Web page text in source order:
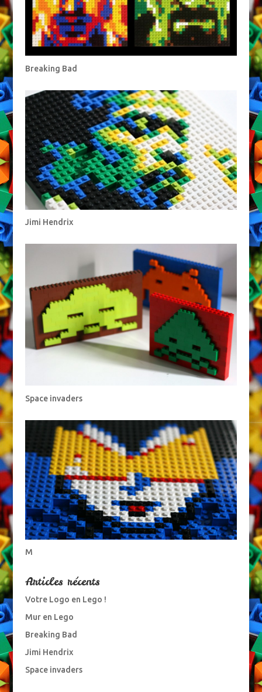
Breaking Bad
Jimi Hendrix
Space invaders
M
Articles récents
Votre Logo en Lego !
Mur en Lego
Breaking Bad
Jimi Hendrix
Space invaders